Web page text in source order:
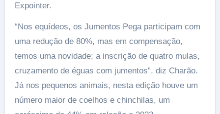
Expointer.
“Nos equídeos, os Jumentos Pega participam com
uma redução de 80%, mas em compensação,
temos uma novidade: a inscrição de quatro mulas,
cruzamento de éguas com jumentos”, diz Charão.
Já nos pequenos animais, nesta edição houve um
número maior de coelhos e chinchilas, um